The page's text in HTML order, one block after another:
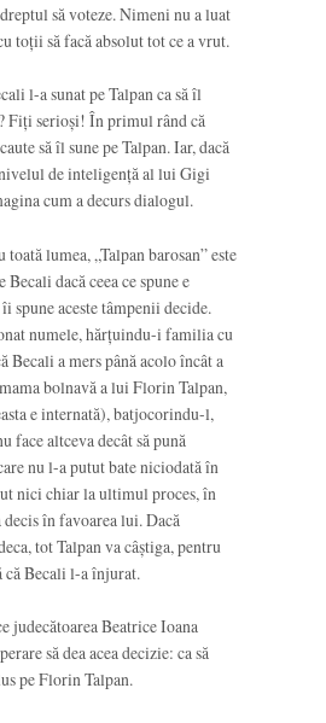
să voteze. Nimeni nu a luat
toții să facă absolut tot ce a vrut.
l-a sunat pe Talpan ca să îl
Fiți serioși! În primul rând că
să îl sune pe Talpan. Iar, dacă
de inteligență al lui Gigi
cum a decurs dialogul.
toată lumea, „Talpan barosan” este
dacă ceea ce spune e
spune aceste tâmpenii decide.
numele, hărțuindu-i familia cu
Becali a mers până acolo încât a
bolnavă a lui Florin Talpan,
e internată), batjocorindu-l,
face altceva decât să pună
nu l-a putut bate niciodată în
nici chiar la ultimul proces, în
decis în favoarea lui. Dacă
tot Talpan va câștiga, pentru
că Becali l-a înjurat.
judecătoarea Beatrice Ioana
să dea acea decizie: ca să
pe Florin Talpan.